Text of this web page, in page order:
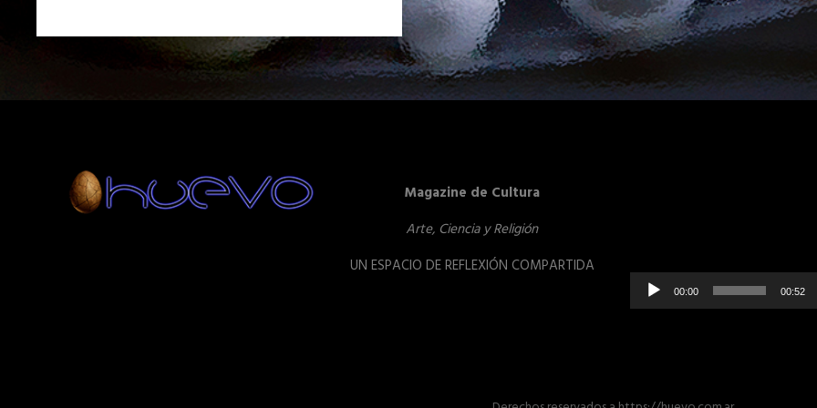
Magazine de Cultura
Arte, Ciencia y Religión
UN ESPACIO DE REFLEXIÓN COMPARTIDA
00:00 00:52